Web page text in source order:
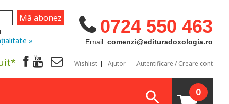
0724 550 463
Email: comenzi@edituradoxologia.ro
»
Wishlist Ajutor Autentificare / Creare cont
0